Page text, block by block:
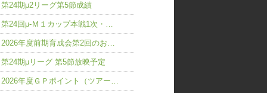
第24期μ2リーグ第5節成績
第24回μ-Ｍ１カップ本戦1次・…
2026年度前期育成会第2回のお…
第24期μリーグ 第5節放映予定
2026年度ＧＰポイント（ツアー…